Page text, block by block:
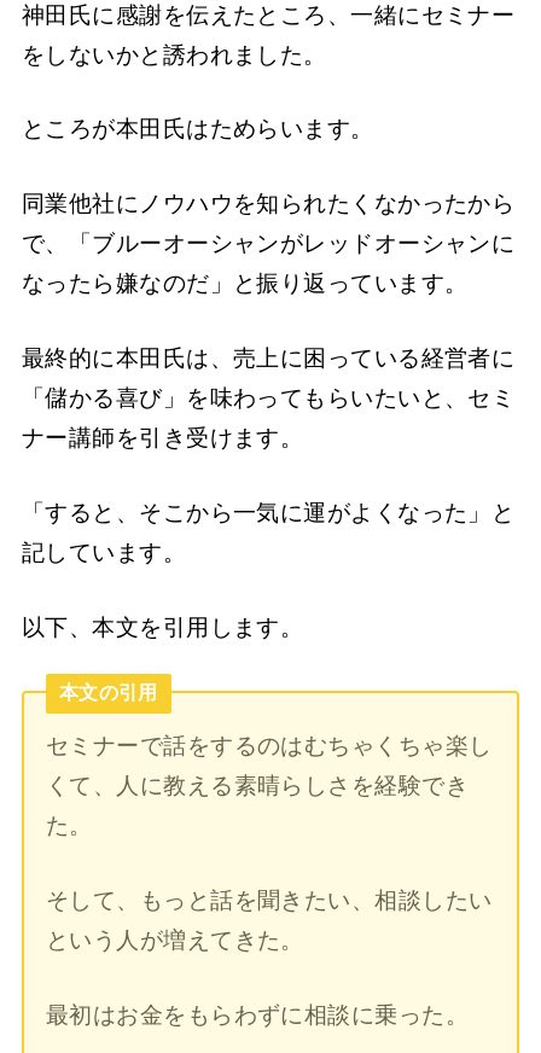
神田氏に感謝を伝えたところ、一緒にセミナー
をしないかと誘われました。
ところが本田氏はためらいます。
同業他社にノウハウを知られたくなかったから
で、「ブルーオーシャンがレッドオーシャンに
なったら嫌なのだ」と振り返っています。
最終的に本田氏は、売上に困っている経営者に
「儲かる喜び」を味わってもらいたいと、セミ
ナー講師を引き受けます。
「すると、そこから一気に運がよくなった」と
記しています。
以下、本文を引用します。
本文の引用
セミナーで話をするのはむちゃくちゃ楽し
くて、人に教える素晴らしさを経験でき
た。
そして、もっと話を聞きたい、相談したい
という人が増えてきた。
最初はお金をもらわずに相談に乗った。